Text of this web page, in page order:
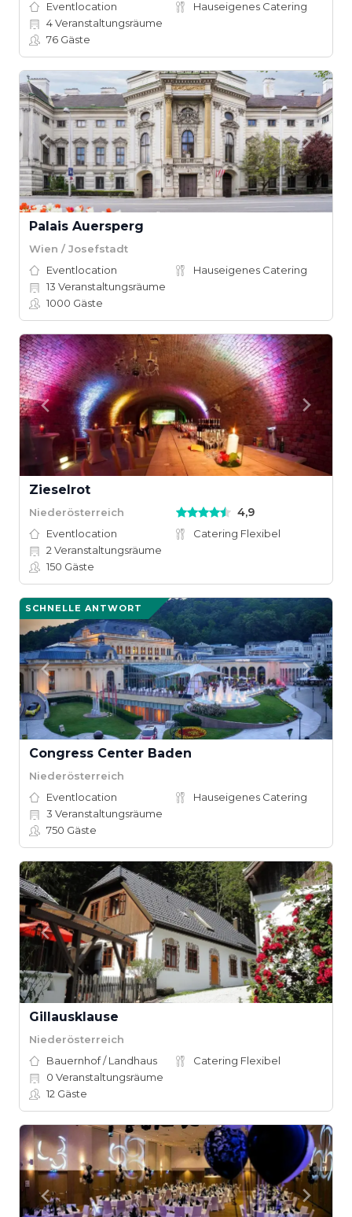
Eventlocation
Hauseigenes Catering
4Veranstaltungsräume
76 Gäste
Palais Auersperg
Wien / Josefstadt
Eventlocation
Hauseigenes Catering
13 Veranstaltungsräume
1000 Gäste
Zieselrot
Niederösterreich 4,9
Eventlocation
Catering Flexibel
2 Veranstaltungsräume
150 Gäste
SCHNELLE ANTWORT
Congress Center Baden
Niederösterreich
Eventlocation
Hauseigenes Catering
3 Veranstaltungsräume
750 Gäste
Gillausklause
Niederösterreich
Bauernhof / Landhaus
Catering Flexibel
0 Veranstaltungsräume
12 Gäste